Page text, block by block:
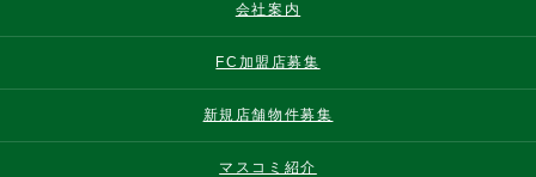
会社案内
FC加盟店募集
新規店舗物件募集
マスコミ紹介